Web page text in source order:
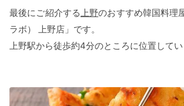
最後にご紹介する上野のおすすめ韓国料理
ラボ） 上野店」です。
上野駅から徒歩約4分のところに位置してい